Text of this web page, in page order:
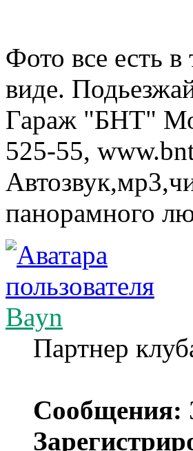
Фото все есть
виде.
Гараж "БНТ"
525-55,
панорамного
Bayn
Партнер
Сообщения: